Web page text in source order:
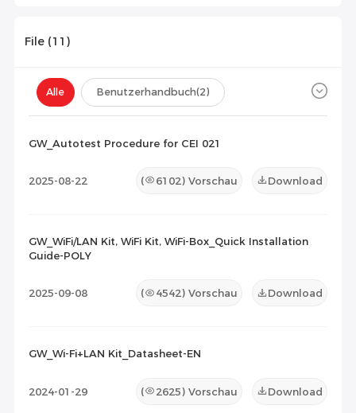
File (11 )
Alle Benutzerhandbuch(2)
GW_Autotest Procedure for CEI 021
2025-08-22 ( 6102) Vorschau Download
GW_WiFi/LAN Kit, WiFi Kit, WiFi-Box_Quick Installation
Guide-POLY
2025-09-08 ( 4542) Vorschau Download
GW_Wi-Fi+LAN Kit_Datasheet-EN
2024-01-29 ( 2625) Vorschau Download